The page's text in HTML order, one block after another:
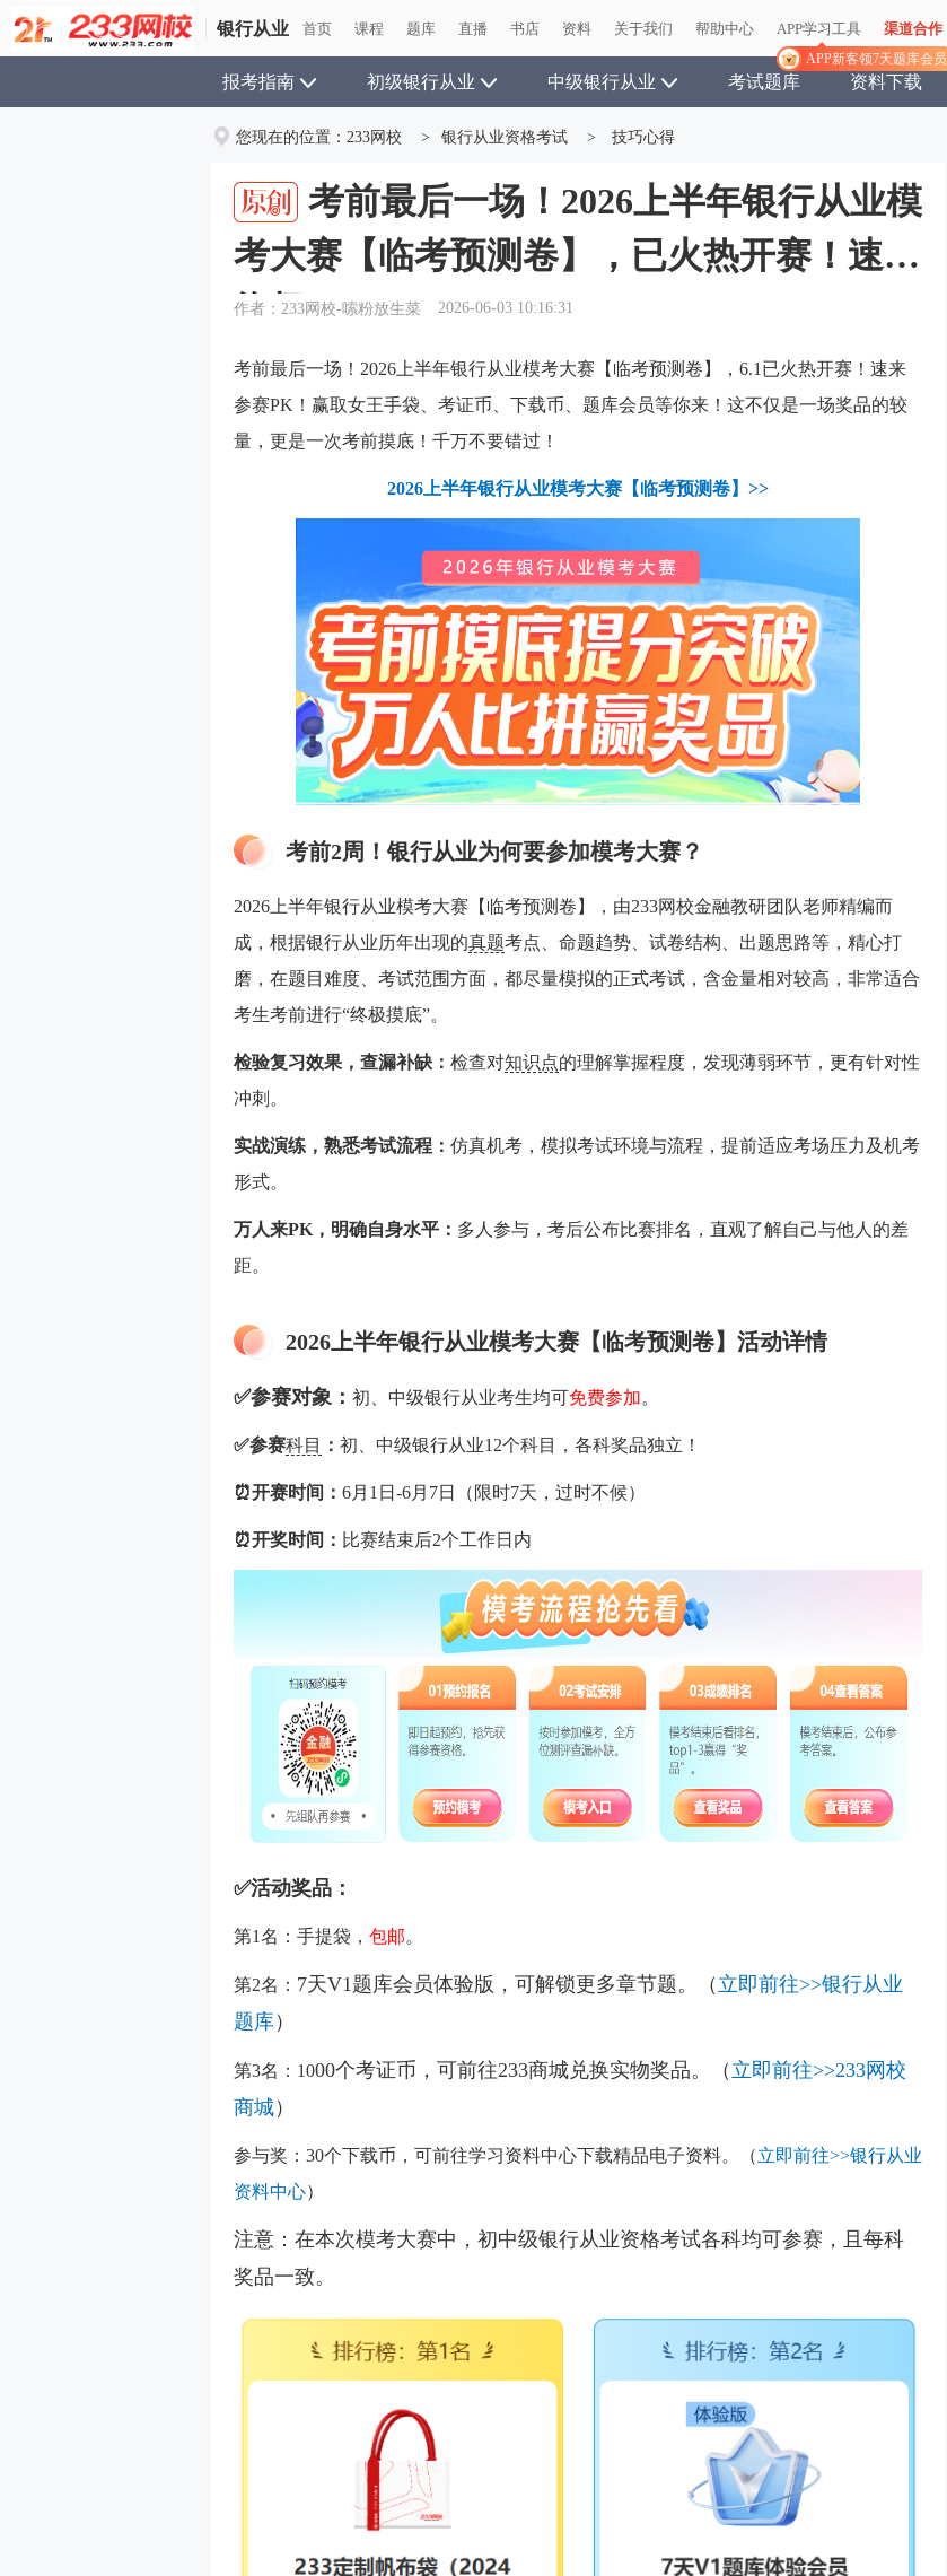
银行从业 首页 课程 题库 直播 书店 资料 关于我们 帮助中心 APP学习工具
APP新客领7天题库会员
渠道合作
报考指南 初级银行从业 中级银行从业 考试题库 资料下载
您现在的位置： 233网校 > 银行从业资格考试 > 技巧心得
考前最后一场！2026上半年银行从业模
考大赛【临考预测卷】，已火热开赛！速来
终极PK！
作者：233网校-嗦粉放生菜 2026-06-03 10:16:31
考前最后一场！2026上半年银行从业模考大赛【临考预测卷】，6.1已火热开赛！速来
参赛PK！ 赢取女王手袋、考证币、下载币、题库会员等你来！ 这不仅是一场奖品的较
量，更是一次考前摸底！千万不要错过！
2026上半年银行从业模考大赛【临考预测卷】>>
考前2周！银行从业为何要参加模考大赛 ？
2026上半年银行从业模考大赛【临考预测卷】，由233网校金融教研团队老师精编而
成，根据银行从业历年出现的真题考点、命题趋势、试卷结构、出题思路等，精心打
磨，在题目难度、考试范围方面，都尽量模拟的正式考试，含金量相对较高，非常适合
考生考前进行“终极摸底”。
检验复习效果，查漏补缺： 检查对知识点的理解掌握程度，发现薄弱环节，更有针对性
冲刺。
实战演练，熟悉考试流程： 仿真机考，模拟考试环境与流程，提前适应考场压力及机考
形式。
万人来PK，明确自身水平： 多人参与，考后公布比赛排名，直观了解自己与他人的差
距。
2026上半年银行从业模考大赛【临考预测卷】活动详情
✅参赛对象： 初、中级银行从业考生均可免费参加。
✅参赛科目 ： 初、中级银行从业12个科目，各科奖品独立！
⏰开赛时间： 6月1日-6月7日（限时7天，过时不候）
⏰开奖时间： 比赛结束后2个工作日内
✅活动奖品：
第1名：手提袋， 包邮。
第2名： 7天V1题库会员体验版，可解锁更多章节题。（ 立即前往>>银行从业
题库）
第3名：1000个考证币，可前往233商城兑换实物奖品。（ 立即前往>>233网校
商城）
参与奖：30个下载币，可前往学习资料中心下载精品电子资料。（立即前往>>银行从业
资料中心）
注意：在本次模考大赛中，初中级银行从业资格考试各科均可参赛，且每科
奖品一致。